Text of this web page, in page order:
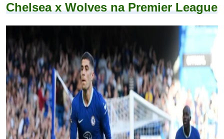
Chelsea x Wolves na Premier League